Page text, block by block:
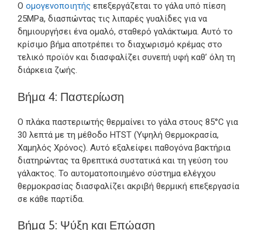
Ο ομογενοποιητής επεξεργάζεται το γάλα υπό πίεση
25MPa, διασπώντας τις λιπαρές γυαλίδες για να
δημιουργήσει ένα ομαλό, σταθερό γαλάκτωμα. Αυτό το
κρίσιμο βήμα αποτρέπει το διαχωρισμό κρέμας στο
τελικό προϊόν και διασφαλίζει συνεπή υφή καθ’ όλη τη
διάρκεια ζωής.
Βήμα 4: Παστερίωση
Ο πλάκα παστεριωτής θερμαίνει το γάλα στους 85°C για
30 λεπτά με τη μέθοδο HTST (Υψηλή Θερμοκρασία,
Χαμηλός Χρόνος). Αυτό εξαλείφει παθογόνα βακτήρια
διατηρώντας τα θρεπτικά συστατικά και τη γεύση του
γάλακτος. Το αυτοματοποιημένο σύστημα ελέγχου
θερμοκρασίας διασφαλίζει ακριβή θερμική επεξεργασία
σε κάθε παρτίδα.
Βήμα 5: Ψύξη και Επώαση